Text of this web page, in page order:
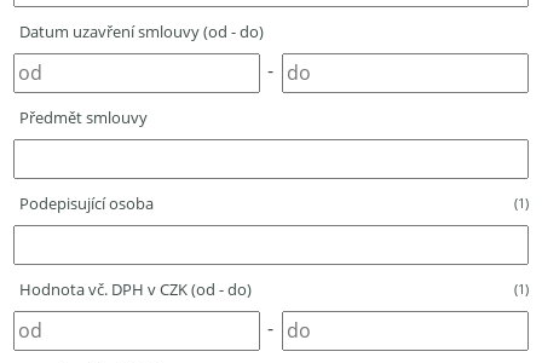
Datum uzavření smlouvy (od - do)
-
Předmět smlouvy
Podepisující osoba (1)
Hodnota vč. DPH v CZK (od - do) (1)
-